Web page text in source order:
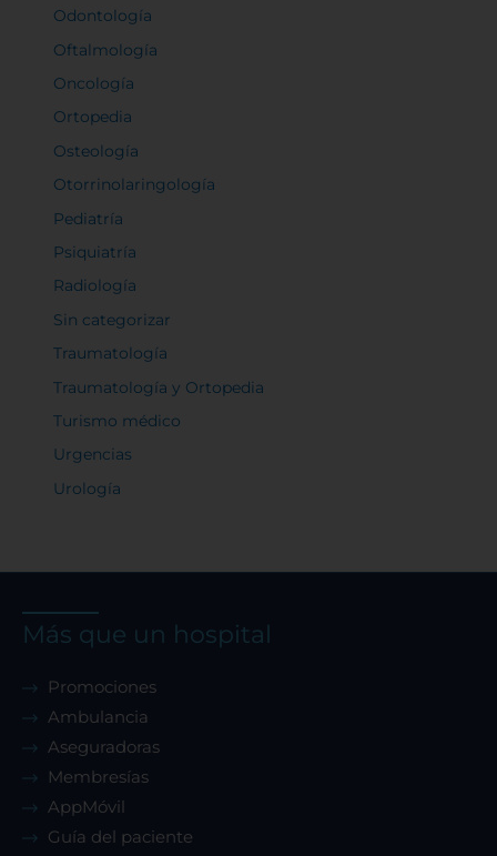
Odontología
Oftalmología
Oncología
Ortopedia
Osteología
Otorrinolaringología
Pediatría
Psiquiatría
Radiología
Sin categorizar
Traumatología
Traumatología y Ortopedia
Turismo médico
Urgencias
Urología
Más que un hospital
Promociones
Ambulancia
Aseguradoras
Membresías
AppMóvil
Guía del paciente